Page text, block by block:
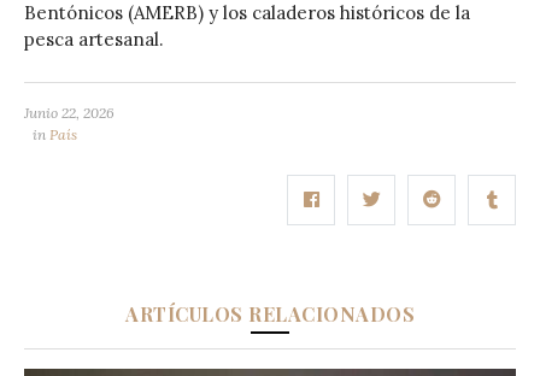
Bentónicos (AMERB) y los caladeros históricos de la
pesca artesanal.
Junio 22, 2026
in País
ARTÍCULOS RELACIONADOS